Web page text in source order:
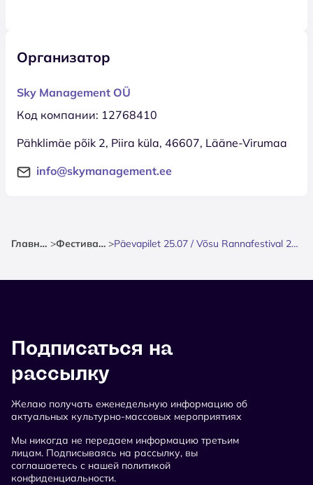
Организатор
Sky Management OÜ
Код компании: 12768410
Pähklimäe põik 2, Piira küla, 46607, Lääne-Virumaa
info@skymanagement.ee
Главная > Фестиваль > Päevapilet 25.07 / Võsu Rannafestival 2026
Подписаться на
рассылку
Желаю получать еженедельную информацию об
актуальных культурно-массовых мероприятиях
Мы никогда не передаем информацию третьим
лицам. Подписываясь на рассылку, вы
соглашаетесь с нашей политикой
конфиденциальности.